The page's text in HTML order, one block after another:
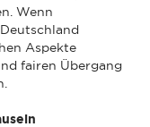
Wenn
Aspekte
fairen Übergang